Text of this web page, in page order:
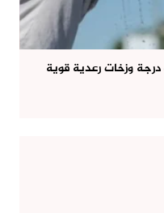
نشرة إنذارية.. موجة حر تصل إلى 47 درجة وزخات رعدية قوية